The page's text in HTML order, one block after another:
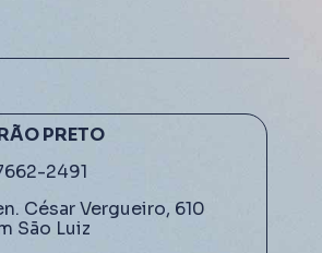
PRETO
2491
César Vergueiro, 610
São Luiz